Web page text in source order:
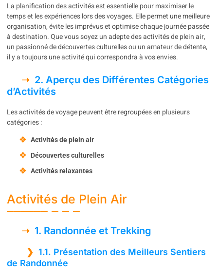
La planification des activités est essentielle pour maximiser le
temps et les expériences lors des voyages. Elle permet une meilleure
organisation, évite les imprévus et optimise chaque journée passée
à destination. Que vous soyez un adepte des activités de plein air,
un passionné de découvertes culturelles ou un amateur de détente,
il y a toujours une activité qui correspondra à vos envies.
2. Aperçu des Différentes Catégories
d’Activités
Les activités de voyage peuvent être regroupées en plusieurs
catégories :
Activités de plein air
Découvertes culturelles
Activités relaxantes
Activités de Plein Air
1. Randonnée et Trekking
1.1. Présentation des Meilleurs Sentiers
de Randonnée